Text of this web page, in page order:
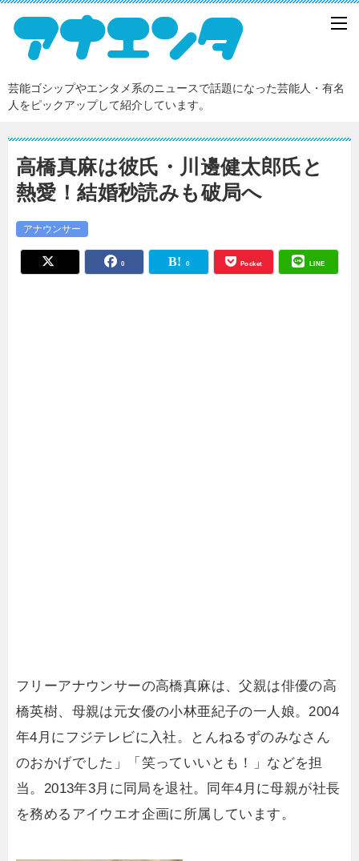
芸能ゴシップやエンタメ系のニュースで話題になった芸能人・有名
人をピックアップして紹介しています。
高橋真麻は彼氏・川邊健太郎氏と
熱愛！結婚秒読みも破局へ
アナウンサー
0 0 Pocket LINE
フリーアナウンサーの高橋真麻は、父親は俳優の高
橋英樹、母親は元女優の小林亜紀子の一人娘。2004
年4月にフジテレビに入社。とんねるずのみなさん
のおかげでした」「笑っていいとも！」などを担
当。2013年3月に同局を退社。同年4月に母親が社長
を務めるアイウエオ企画に所属しています。